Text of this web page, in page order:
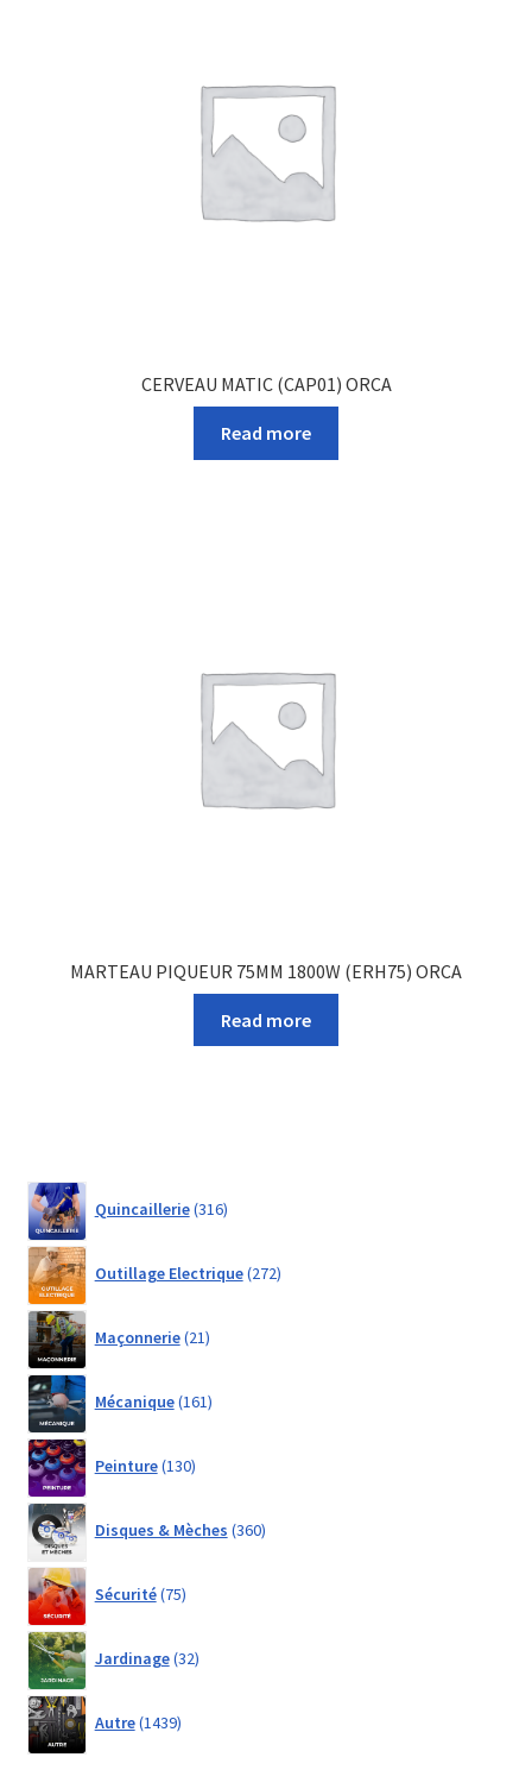
CERVEAU MATIC (CAP01) ORCA
Read more
MARTEAU PIQUEUR 75MM 1800W (ERH75) ORCA
Read more
Quincaillerie 316products
Outillage Electrique 272products
Maçonnerie 21products
Mécanique 161products
Peinture 130products
Disques & Mèches 360products
Sécurité 75products
Jardinage 32products
Autre 1439products